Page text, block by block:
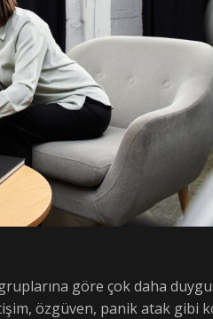
göre çok daha
özgüven, panik atak gibi